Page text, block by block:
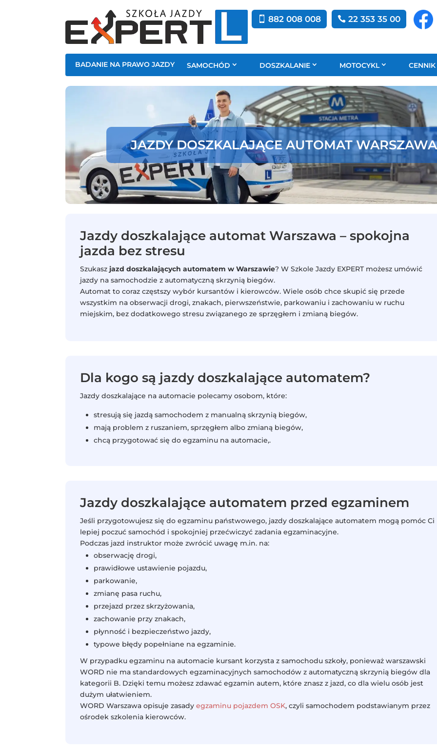
882 008 008 22 353 35 00
BADANIE NA PRAWO JAZDY SAMOCHÓD DOSZKALANIE MOTOCYKL CENNIK
JAZDY DOSZKALAJĄCE AUTOMAT WARSZAWA
Jazdy doszkalające automat Warszawa – spokojna
jazda bez stresu
Szukasz jazd doszkalających automatem w Warszawie? W Szkole Jazdy EXPERT możesz umówić
jazdy na samochodzie z automatyczną skrzynią biegów.
Automat to coraz częstszy wybór kursantów i kierowców. Wiele osób chce skupić się przede
wszystkim na obserwacji drogi, znakach, pierwszeństwie, parkowaniu i zachowaniu w ruchu
miejskim, bez dodatkowego stresu związanego ze sprzęgłem i zmianą biegów.
Dla kogo są jazdy doszkalające automatem?
Jazdy doszkalające na automacie polecamy osobom, które:
stresują się jazdą samochodem z manualną skrzynią biegów,
mają problem z ruszaniem, sprzęgłem albo zmianą biegów,
chcą przygotować się do egzaminu na automacie,.
Jazdy doszkalające automatem przed egzaminem
Jeśli przygotowujesz się do egzaminu państwowego, jazdy doszkalające automatem mogą pomóc Ci
lepiej poczuć samochód i spokojniej przećwiczyć zadania egzaminacyjne.
Podczas jazd instruktor może zwrócić uwagę m.in. na:
obserwację drogi,
prawidłowe ustawienie pojazdu,
parkowanie,
zmianę pasa ruchu,
przejazd przez skrzyżowania,
zachowanie przy znakach,
płynność i bezpieczeństwo jazdy,
typowe błędy popełniane na egzaminie.
W przypadku egzaminu na automacie kursant korzysta z samochodu szkoły, ponieważ warszawski
WORD nie ma standardowych egzaminacyjnych samochodów z automatyczną skrzynią biegów dla
kategorii B. Dzięki temu możesz zdawać egzamin autem, które znasz z jazd, co dla wielu osób jest
dużym ułatwieniem.
WORD Warszawa opisuje zasadyegzaminu pojazdem OSK, czyli samochodem podstawianym przez
ośrodek szkolenia kierowców.